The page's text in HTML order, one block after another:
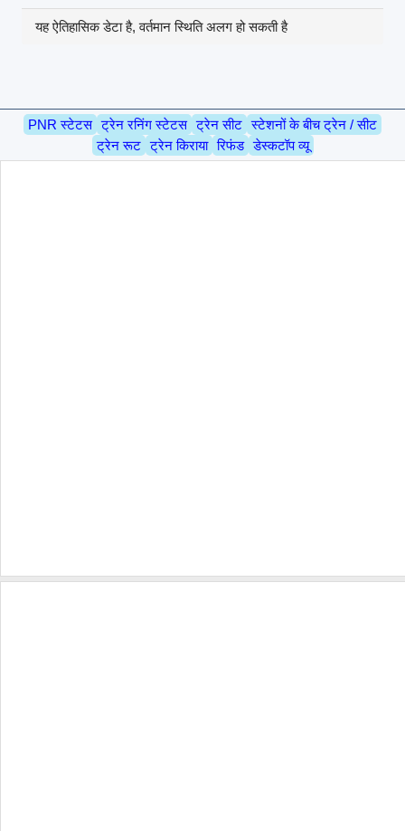
यह ऐतिहासिक डेटा है, वर्तमान स्थिति अलग हो सकती है
PNR स्टेटस ट्रेन रनिंग स्टेटस ट्रेन सीट स्टेशनों के बीच ट्रेन / सीट
ट्रेन रूट ट्रेन किराया रिफंड डेस्कटॉप व्यू